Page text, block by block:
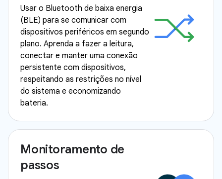
Usar o Bluetooth de baixa energia
(BLE) para se comunicar com
dispositivos periféricos em segundo
plano. Aprenda a fazer a leitura,
conectar e manter uma conexão
persistente com dispositivos,
respeitando as restrições no nível
do sistema e economizando
bateria.
Monitoramento de
passos